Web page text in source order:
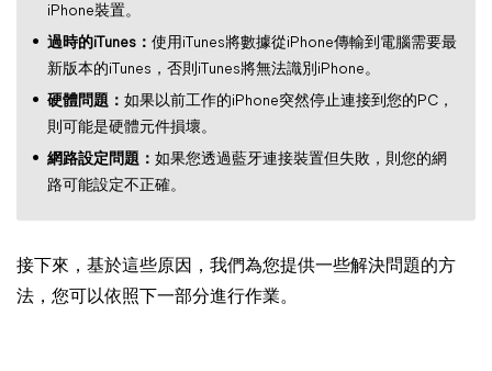
iPhone裝置。
過時的iTunes： 使用iTunes將數據從iPhone傳輸到電腦需要最
新版本的iTunes，否則iTunes將無法識別iPhone。
硬體問題： 如果以前工作的iPhone突然停止連接到您的PC，
則可能是硬體元件損壞。
網路設定問題： 如果您透過藍牙連接裝置但失敗，則您的網
路可能設定不正確。
接下來，基於這些原因，我們為您提供一些解決問題的方
法，您可以依照下一部分進行作業。